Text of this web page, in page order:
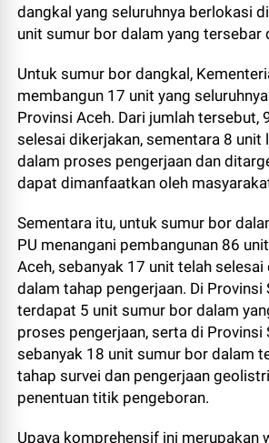
dangkal yang seluruhnya berlokasi
unit sumur bor dalam yang tersebar
Untuk sumur bor dangkal,
membangun 17 unit yang
Provinsi Aceh. Dari jumlah tersebut,
selesai dikerjakan, sementara 8 unit
dalam proses pengerjaan dan
dapat dimanfaatkan oleh
Sementara itu, untuk sumur bor
PU menangani pembangunan 86
Aceh, sebanyak 17 unit telah
dalam tahap pengerjaan. Di Provinsi
terdapat 5 unit sumur bor dalam
proses pengerjaan, serta di Provinsi
sebanyak 18 unit sumur bor dalam
tahap survei dan pengerjaan
penentuan titik pengeboran.
Upaya komprehensif ini merupakan